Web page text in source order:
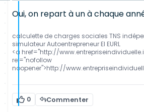
Oui, on repart à un à chaque
calculette de charges sociales TNS
simulateur Autoentrepreneur EI EURL
<a href="http://
rel="nofollow
noopener">http://
0 Commenter